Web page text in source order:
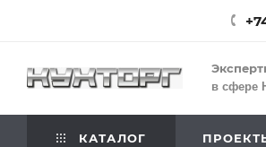
в сфере
КАТАЛОГ